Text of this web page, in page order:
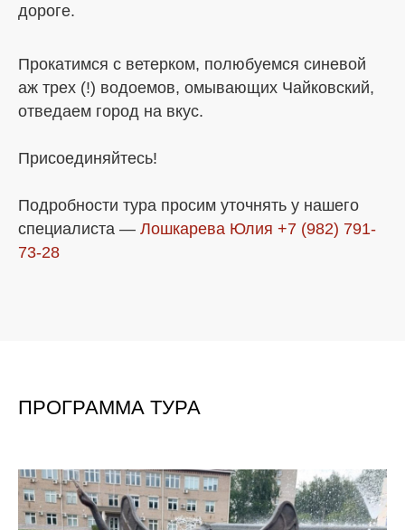
дороге.
Прокатимся с ветерком, полюбуемся синевой
аж трех (!) водоемов, омывающих Чайковский,
отведаем город на вкус.
Присоединяйтесь!
Подробности тура просим уточнять у нашего
специалиста — Лошкарева Юлия +7 (982) 791-
73-28
ПРОГРАММА ТУРА